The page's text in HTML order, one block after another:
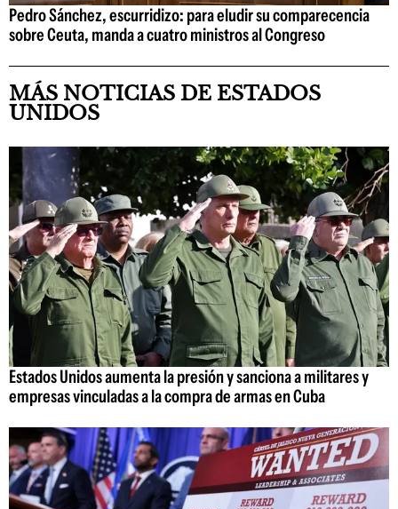
Pedro Sánchez, escurridizo: para eludir su comparecencia
sobre Ceuta, manda a cuatro ministros al Congreso
MÁS NOTICIAS DE ESTADOS
UNIDOS
Estados Unidos aumenta la presión y sanciona a militares y
empresas vinculadas a la compra de armas en Cuba